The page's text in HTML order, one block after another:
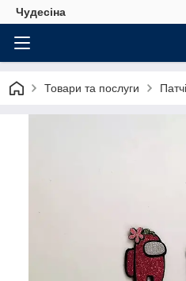
Чудесіна
Товари та послуги